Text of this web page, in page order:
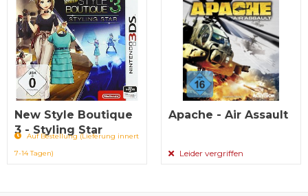
New Style Boutique
3 - Styling Star
Auf Bestellung (Lieferung innert
7-14 Tagen)
Apache - Air Assault
Leider vergriffen